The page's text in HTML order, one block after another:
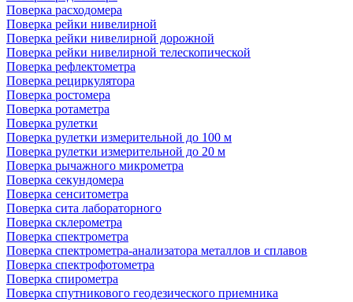
Поверка расходомера
Поверка рейки нивелирной
Поверка рейки нивелирной дорожной
Поверка рейки нивелирной телескопической
Поверка рефлектометра
Поверка рециркулятора
Поверка ростомера
Поверка ротаметра
Поверка рулетки
Поверка рулетки измерительной до 100 м
Поверка рулетки измерительной до 20 м
Поверка рычажного микрометра
Поверка секундомера
Поверка сенситометра
Поверка сита лабораторного
Поверка склерометра
Поверка спектрометра
Поверка спектрометра-анализатора металлов и сплавов
Поверка спектрофотометра
Поверка спирометра
Поверка спутникового геодезического приемника